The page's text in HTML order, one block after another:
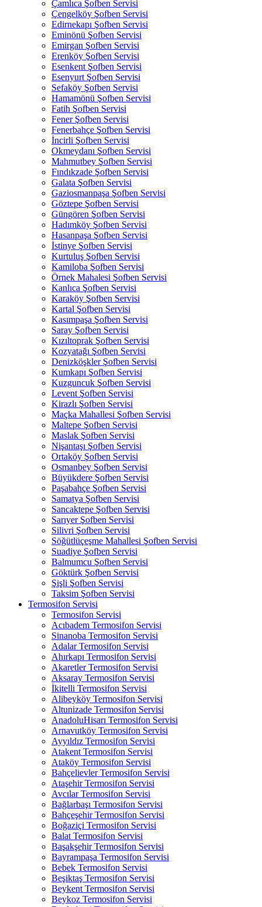
Çamlıca Şofben Servisi
Çengelköy Şofben Servisi
Edirnekapı Şofben Servisi
Eminönü Şofben Servisi
Emirgan Şofben Servisi
Erenköy Şofben Servisi
Esenkent Şofben Servisi
Esenyurt Şofben Servisi
Sefaköy Şofben Servisi
Hamamönü Şofben Servisi
Fatih Şofben Servisi
Fener Şofben Servisi
Fenerbahçe Şofben Servisi
İncirli Şofben Servisi
Okmeydanı Şofben Servisi
Mahmutbey Şofben Servisi
Fındıkzade Şofben Servisi
Galata Şofben Servisi
Gaziosmanpaşa Şofben Servisi
Göztepe Şofben Servisi
Güngören Şofben Servisi
Hadımköy Şofben Servisi
Hasanpaşa Şofben Servisi
İstinye Şofben Servisi
Kurtuluş Şofben Servisi
Kamiloba Şofben Servisi
Örnek Mahalesi Şofben Servisi
Kanlıca Şofben Servisi
Karaköy Şofben Servisi
Kartal Şofben Servisi
Kasımpaşa Şofben Servisi
Saray Şofben Servisi
Kızıltoprak Şofben Servisi
Kozyatağı Şofben Servisi
Denizköşkler Şofben Servisi
Kumkapı Şofben Servisi
Kuzguncuk Şofben Servisi
Levent Şofben Servisi
Kirazlı Şofben Servisi
Maçka Mahallesi Şofben Servisi
Maltepe Şofben Servisi
Maslak Şofben Servisi
Nişantaşı Şofben Servisi
Ortaköy Şofben Servisi
Osmanbey Şofben Servisi
Büyükdere Şofben Servisi
Paşabahçe Şofben Servisi
Samatya Şofben Servisi
Sancaktepe Şofben Servisi
Sarıyer Şofben Servisi
Silivri Şofben Servisi
Söğütlüçeşme Mahallesi Şofben Servisi
Suadiye Şofben Servisi
Balmumcu Şofben Servisi
Göktürk Şofben Servisi
Şişli Şofben Servisi
Taksim Şofben Servisi
Termosifon Servisi
Termosifon Servisi
Acıbadem Termosifon Servisi
Sinanoba Termosifon Servisi
Adalar Termosifon Servisi
Ahırkapı Termosifon Servisi
Akaretler Termosifon Servisi
Aksaray Termosifon Servisi
İkitelli Termosifon Servisi
Alibeyköy Termosifon Servisi
Altunizade Termosifon Servisi
AnadoluHisarı Termosifon Servisi
Arnavutköy Termosifon Servisi
Ayyıldız Termosifon Servisi
Atakent Termosifon Servisi
Ataköy Termosifon Servisi
Bahçelievler Termosifon Servisi
Ataşehir Termosifon Servisi
Avcılar Termosifon Servisi
Bağlarbaşı Termosifon Servisi
Bahçeşehir Termosifon Servisi
Boğaziçi Termosifon Servisi
Balat Termosifon Servisi
Başakşehir Termosifon Servisi
Bayrampaşa Termosifon Servisi
Bebek Termosifon Servisi
Beşiktaş Termosifon Servisi
Beykent Termosifon Servisi
Beykoz Termosifon Servisi